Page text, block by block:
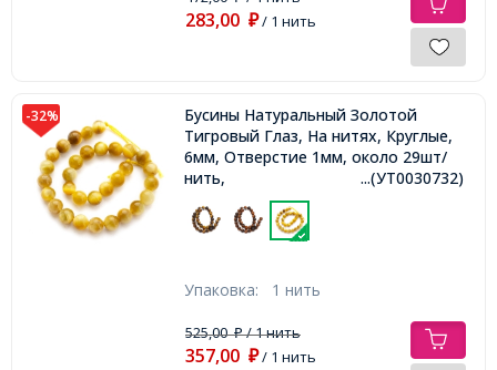
283,00 ₽/ 1 нить
-32%
Бусины Натуральный Золотой
Тигровый Глаз, На нитях, Круглые,
6мм, Отверстие 1мм, около 29шт/
нить,
...(УТ0030732)
Упаковка: 1 нить
525,00₽/ 1 нить
357,00 ₽/ 1 нить